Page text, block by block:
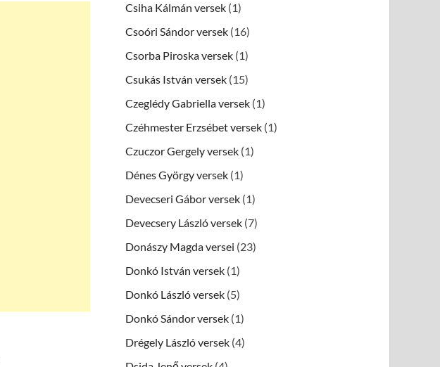
Csiha Kálmán versek (1)
Csoóri Sándor versek (16)
Csorba Piroska versek (1)
Csukás István versek (15)
Czeglédy Gabriella versek (1)
Czéhmester Erzsébet versek (1)
Czuczor Gergely versek (1)
Dénes György versek (1)
Devecseri Gábor versek (1)
Devecsery László versek (7)
Donászy Magda versei (23)
Donkó István versek (1)
Donkó László versek (5)
Donkó Sándor versek (1)
Drégely László versek (4)